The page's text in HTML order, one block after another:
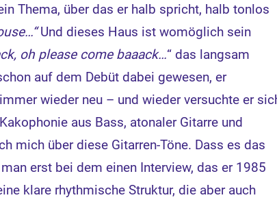
Thema, über das er halb spricht, halb tonlos
Und dieses Haus ist womöglich sein
oh please come baaack…“ das langsam
auf dem Debüt dabei gewesen, er
wieder neu – und wieder versuchte er
aus Bass, atonaler Gitarre und
mich über diese Gitarren-Töne. Dass es das
erst bei dem einen Interview, das er 1985
klare rhythmische Struktur, die aber auch